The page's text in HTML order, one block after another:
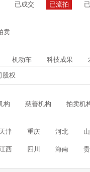
已成交 已流拍
卖
机动车 科技成果
股权
构 慈善机构 拍卖机
天津 重庆 河北
西 四川 海南